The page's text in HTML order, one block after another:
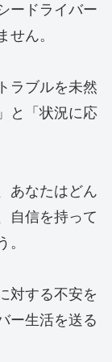
ードライバー
せん。
ラブルを未然
と「状況に応
あなたはどん
自信を持って
。
対する不安を
ー生活を送る